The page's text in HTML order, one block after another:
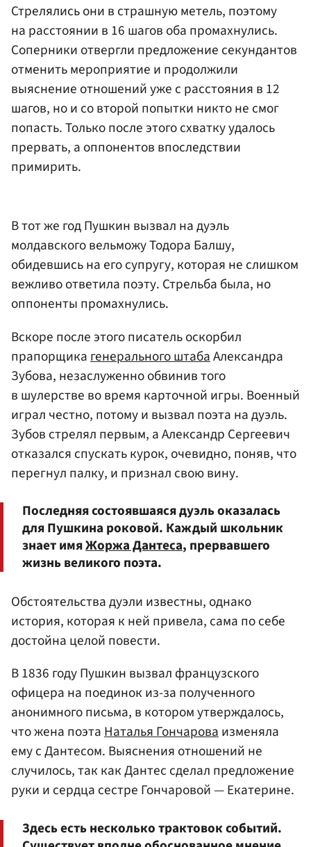
Стрелялись они в страшную метель, поэтому
на расстоянии в 16 шагов оба промахнулись.
Соперники отвергли предложение секундантов
отменить мероприятие и продолжили
выяснение отношений уже с расстояния в 12
шагов, но и со второй попытки никто не смог
попасть. Только после этого схватку удалось
прервать, а оппонентов впоследствии
примирить.
В тот же год Пушкин вызвал на дуэль
молдавского вельможу Тодора Балшу,
обидевшись на его супругу, которая не слишком
вежливо ответила поэту. Стрельба была, но
оппоненты промахнулись.
Вскоре после этого писатель оскорбил
прапорщика генерального штабаАлександра
Зубова, незаслуженно обвинив того
в шулерстве во время карточной игры. Военный
играл честно, потому и вызвал поэта на дуэль.
Зубов стрелял первым, а Александр Сергеевич
отказался спускать курок, очевидно, поняв, что
перегнул палку, и признал свою вину.
Последняя состоявшаяся дуэль оказалась
для Пушкина роковой. Каждый школьник
знает имяЖоржа Дантеса, прервавшего
жизнь великого поэта.
Обстоятельства дуэли известны, однако
история, которая к ней привела, сама по себе
достойна целой повести.
В 1836 году Пушкин вызвал французского
офицера на поединок из-за полученного
анонимного письма, в котором утверждалось,
что жена поэтаНаталья Гончароваизменяла
ему с Дантесом. Выяснения отношений не
случилось, так как Дантес сделал предложение
руки и сердца сестре Гончаровой — Екатерине.
Здесь есть несколько трактовок событий.